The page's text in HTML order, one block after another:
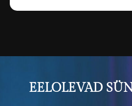
EELOLEVAD